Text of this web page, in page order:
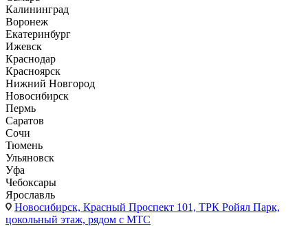
Калининград
Воронеж
Екатеринбург
Ижевск
Краснодар
Красноярск
Нижний Новгород
Новосибирск
Пермь
Саратов
Сочи
Тюмень
Ульяновск
Уфа
Чебоксары
Ярославль
Новосибирск, Красный Проспект 101, ТРК Ройял Парк,
цокольный этаж, рядом с МТС